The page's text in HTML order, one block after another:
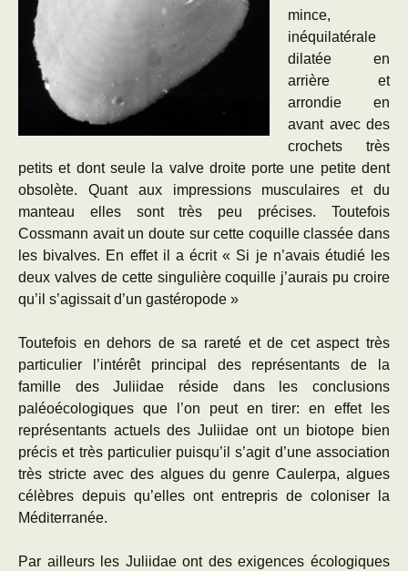
mince,
inéquilatérale
dilatée en
arrière et
arrondie en
avant avec des
crochets très
petits et dont seule la valve droite porte une petite dent
obsolète. Quant aux impressions musculaires et du
manteau elles sont très peu précises. Toutefois
Cossmann avait un doute sur cette coquille classée dans
les bivalves. En effet il a écrit « Si je n’avais étudié les
deux valves de cette singulière coquille j’aurais pu croire
qu’il s’agissait d’un gastéropode »
Toutefois en dehors de sa rareté et de cet aspect très
particulier l’intérêt principal des représentants de la
famille des Juliidae réside dans les conclusions
paléoécologiques que l’on peut en tirer: en effet les
représentants actuels des Juliidae ont un biotope bien
précis et très particulier puisqu’il s’agit d’une association
très stricte avec des algues du genre Caulerpa, algues
célèbres depuis qu’elles ont entrepris de coloniser la
Méditerranée.
Par ailleurs les Juliidae ont des exigences écologiques